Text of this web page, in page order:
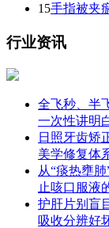
15手指被夹
行业资讯
全飞秒、半
一次性讲明
日照牙齿矫
美学修复体
从“痰热壅
止咳口服液
护肝片别盲
吸收分辨好